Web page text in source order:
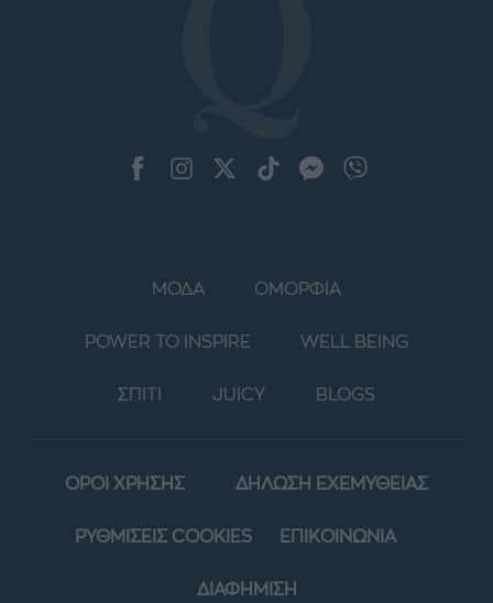
ΜΟΔΑ ΟΜΟΡΦΙΑ
POWER TO INSPIRE WELL BEING
ΣΠΙΤΙ JUICY BLOGS
ΟΡΟΙ ΧΡΗΣΗΣ ΔΗΛΩΣΗ ΕΧΕΜΥΘΕΙΑΣ
ΡΥΘΜΙΣΕΙΣ COOKIES ΕΠΙΚΟΙΝΩΝΙΑ
ΔΙΑΦΗΜΙΣΗ